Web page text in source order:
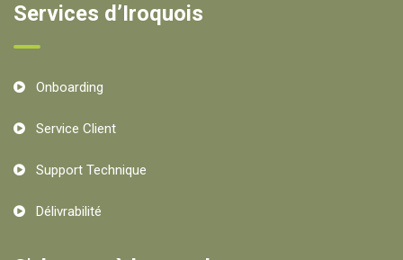
Services d’Iroquois
Onboarding
Service Client
Support Technique
Délivrabilité